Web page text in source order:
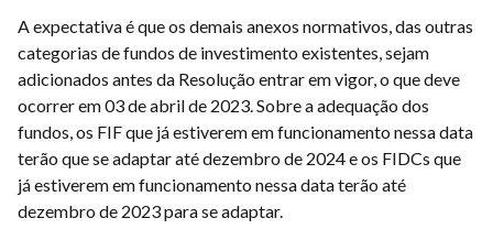
A expectativa é que os demais anexos normativos, das outras
categorias de fundos de investimento existentes, sejam
adicionados antes da Resolução entrar em vigor, o que deve
ocorrer em 03 de abril de 2023. Sobre a adequação dos
fundos, os FIF que já estiverem em funcionamento nessa data
terão que se adaptar até dezembro de 2024 e os FIDCs que
já estiverem em funcionamento nessa data terão até
dezembro de 2023 para se adaptar.